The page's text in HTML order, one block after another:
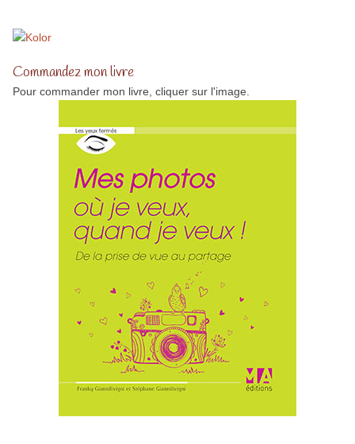
Commandez mon livre
Pour commander mon livre, cliquer sur l'image.